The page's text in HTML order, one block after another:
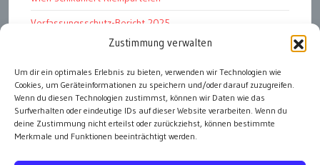
Zustimmung verwalten
Um dir ein optimales Erlebnis zu bieten, verwenden wir Technologien wie
Cookies, um Geräteinformationen zu speichern und/oder darauf zuzugreifen.
Wenn du diesen Technologien zustimmst, können wir Daten wie das
Surfverhalten oder eindeutige IDs auf dieser Website verarbeiten. Wenn du
deine Zustimmung nicht erteilst oder zurückziehst, können bestimmte
Merkmale und Funktionen beeinträchtigt werden.
Verfassungsschutz-Bericht 2025
Ziel: endloser Krieg
110 statt 90 Mille Medienförderung
Strafen für „Integrations-Verweigerer“